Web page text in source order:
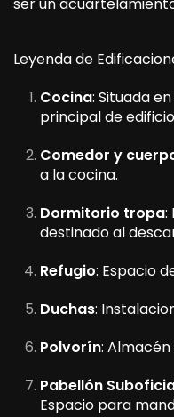
ser un
Leyenda de
Cocina: Situada
principal de
Comedor y
a la cocina.
Dormitorio tropa:
destinado al
Refugio: Espacio
Duchas:
Polvorín: Almacén
Pabellón
Espacio para